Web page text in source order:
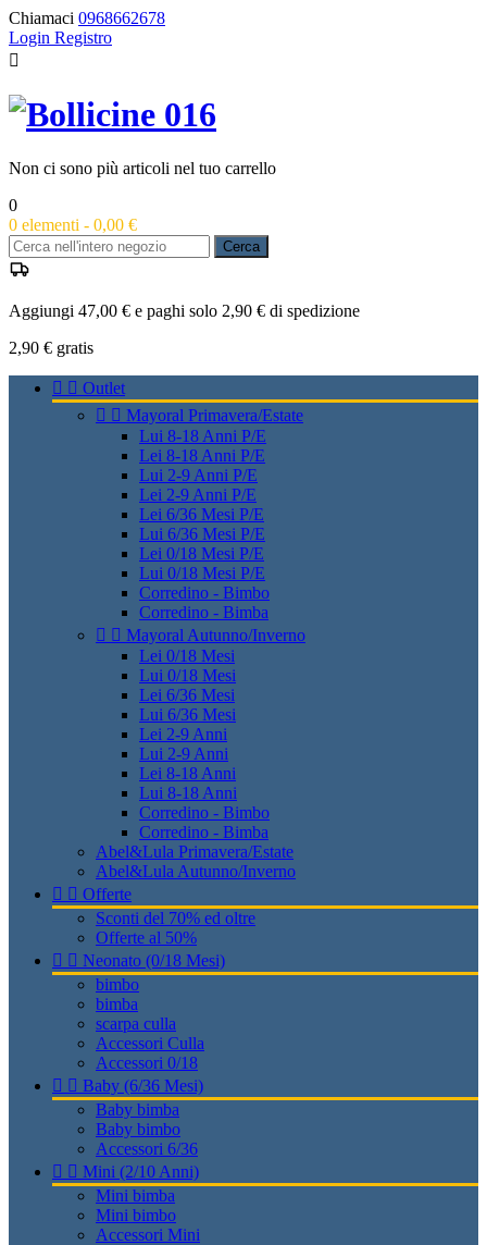
Chiamaci 0968662678
Login Registro

Non ci sono più articoli nel tuo carrello
0
0 elementi - 0,00 €
Cerca
Aggiungi 47,00 € e paghi solo 2,90 € di spedizione
2,90 € gratis
  Outlet
  Mayoral Primavera/Estate
Lui 8-18 Anni P/E
Lei 8-18 Anni P/E
Lui 2-9 Anni P/E
Lei 2-9 Anni P/E
Lei 6/36 Mesi P/E
Lui 6/36 Mesi P/E
Lei 0/18 Mesi P/E
Lui 0/18 Mesi P/E
Corredino - Bimbo
Corredino - Bimba
  Mayoral Autunno/Inverno
Lei 0/18 Mesi
Lui 0/18 Mesi
Lei 6/36 Mesi
Lui 6/36 Mesi
Lei 2-9 Anni
Lui 2-9 Anni
Lei 8-18 Anni
Lui 8-18 Anni
Corredino - Bimbo
Corredino - Bimba
Abel&Lula Primavera/Estate
Abel&Lula Autunno/Inverno
  Offerte
Sconti del 70% ed oltre
Offerte al 50%
  Neonato (0/18 Mesi)
bimbo
bimba
scarpa culla
Accessori Culla
Accessori 0/18
  Baby (6/36 Mesi)
Baby bimba
Baby bimbo
Accessori 6/36
  Mini (2/10 Anni)
Mini bimba
Mini bimbo
Accessori Mini